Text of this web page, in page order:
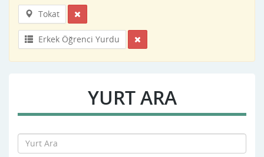
Tokat
Erkek Öğrenci Yurdu
YURT ARA